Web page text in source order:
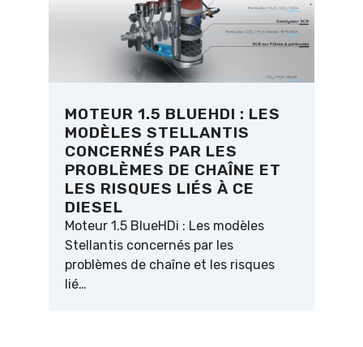
MOTEUR 1.5 BLUEHDI : LES
MODÈLES STELLANTIS
CONCERNÉS PAR LES
PROBLÈMES DE CHAÎNE ET
LES RISQUES LIÉS À CE
DIESEL
Moteur 1.5 BlueHDi : Les modèles
Stellantis concernés par les
problèmes de chaîne et les risques
lié…